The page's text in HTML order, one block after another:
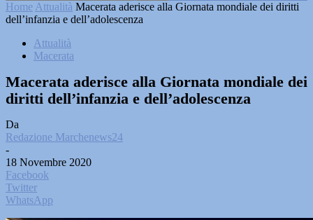
Home Attualità Macerata aderisce alla Giornata mondiale dei diritti
dell’infanzia e dell’adolescenza
Attualità
Macerata
Macerata aderisce alla Giornata mondiale dei
diritti dell’infanzia e dell’adolescenza
Da
Redazione Marchenews24
-
18 Novembre 2020
Facebook
Twitter
WhatsApp